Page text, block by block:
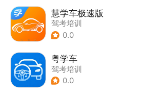
慧学车极速版
驾考培训
0.0
粤学车
驾考培训
0.0